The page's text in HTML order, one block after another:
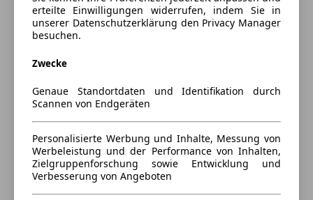
erteilte Einwilligungen widerrufen, indem Sie in
unserer Datenschutzerklärung den Privacy Manager
besuchen.
Zwecke
Genaue Standortdaten und Identifikation durch
Scannen von Endgeräten
Personalisierte Werbung und Inhalte, Messung von
Werbeleistung und der Performance von Inhalten,
Zielgruppenforschung sowie Entwicklung und
Verbesserung von Angeboten